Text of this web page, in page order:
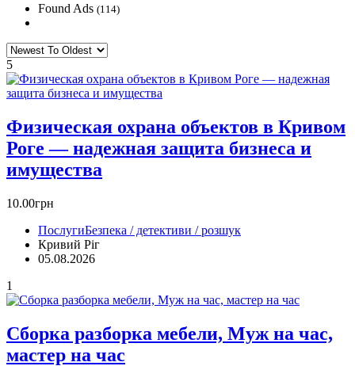
Found Ads (114)
5
Физическая охрана объектов в Кривом
Роге — надежная защита бизнеса и
имущества
10.00грн
ПослугиБезпека / детективи / розшук
Кривий Ріг‎
05.08.2026
1
Сборка разборка мебели, Муж на час,
мастер на час